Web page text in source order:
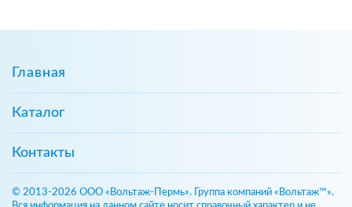
Главная
Каталог
Контакты
© 2013-2026 ООО «Вольтаж-Пермь». Группа компаний «Вольтаж™».